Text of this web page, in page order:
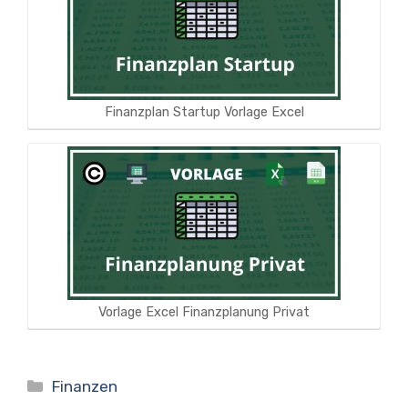
Finanzplan Startup Vorlage Excel
Vorlage Excel Finanzplanung Privat
Kategorien
Finanzen